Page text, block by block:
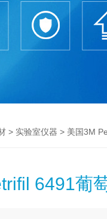
> 实验室仪器 > 美国3M
6491葡